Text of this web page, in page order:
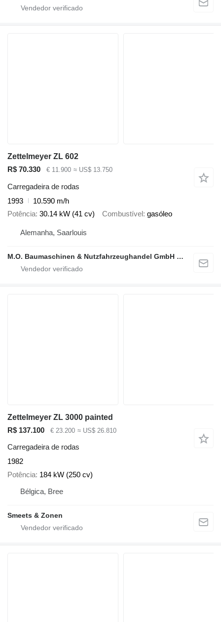
Zettelmeyer ZL 602
R$ 70.330
€ 11.900 ≈ US$ 13.750
Carregadeira de rodas
1993
10.590 m/h
Potência 30.14 kW (41 cv) Combustível gasóleo
Alemanha, Saarlouis
M.O. Baumaschinen & Nutzfahrzeughandel GmbH & CO.
Zettelmeyer ZL 3000 painted
R$ 137.100
€ 23.200 ≈ US$ 26.810
Carregadeira de rodas
1982
Potência 184 kW (250 cv)
Bélgica, Bree
Smeets & Zonen